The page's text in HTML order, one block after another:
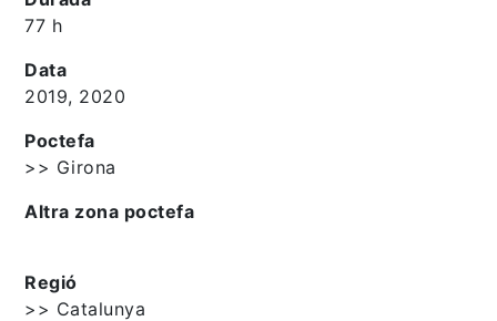
77 h
Data
2019, 2020
Poctefa
>> Girona
Altra zona poctefa
Regió
>> Catalunya